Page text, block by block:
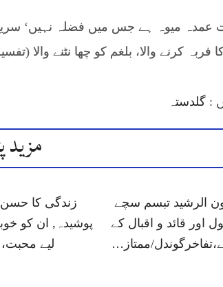
عمدہ میوہ ہے جس میں فضلہ نہیں‘
فربہ کرنے والا، بلغم کو چھا نٹنے والا
: گلدستہ
مزید
الرشید تبسم سچے
اور قائد و اقبال کے
ممتاز…
زندگی کا حسن
پوشیدہ, ان کو
لیے